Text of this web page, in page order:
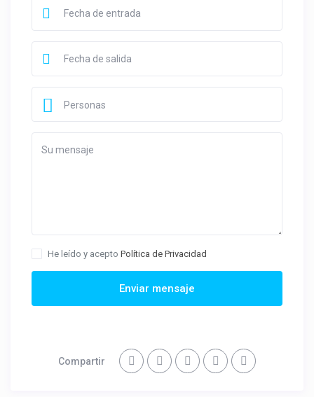
Personas
He leído y aceptoPolítica de Privacidad
Enviar mensaje
Compartir